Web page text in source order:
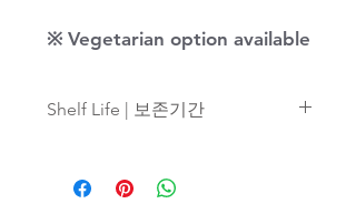
※ Vegetarian option available
Shelf Life | 보존기간
일 냉장보관